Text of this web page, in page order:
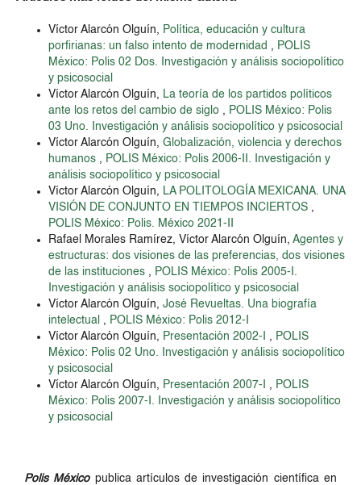
Víctor Alarcón Olguín, Política, educación y cultura
porfirianas: un falso intento de modernidad , POLIS
México: Polis 02 Dos. Investigación y análisis sociopolítico
y psicosocial
Víctor Alarcón Olguín, La teoría de los partidos políticos
ante los retos del cambio de siglo , POLIS México: Polis
03 Uno. Investigación y análisis sociopolítico y psicosocial
Víctor Alarcón Olguín, Globalización, violencia y derechos
humanos , POLIS México: Polis 2006-II. Investigación y
análisis sociopolítico y psicosocial
Víctor Alarcón Olguín, LA POLITOLOGÍA MEXICANA. UNA
VISIÓN DE CONJUNTO EN TIEMPOS INCIERTOS ,
POLIS México: Polis. México 2021-II
Rafael Morales Ramírez, Víctor Alarcón Olguín, Agentes y
estructuras: dos visiones de las preferencias, dos visiones
de las instituciones , POLIS México: Polis 2005-I.
Investigación y análisis sociopolítico y psicosocial
Víctor Alarcón Olguín, José Revueltas. Una biografía
intelectual , POLIS México: Polis 2012-I
Víctor Alarcón Olguín, Presentación 2002-I , POLIS
México: Polis 02 Uno. Investigación y análisis sociopolítico
y psicosocial
Víctor Alarcón Olguín, Presentación 2007-I , POLIS
México: Polis 2007-I. Investigación y análisis sociopolítico
y psicosocial
Polis Méxicopublica artículos de investigación científica en